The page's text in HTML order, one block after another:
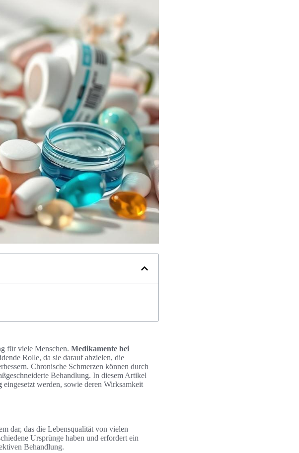
für viele Menschen. Medikamente bei
Rolle, da sie darauf abzielen, die
Chronische Schmerzen können durch
Behandlung. In diesem Artikel
eingesetzt werden, sowie deren Wirksamkeit
dar, das die Lebensqualität von vielen
Ursprünge haben und erfordert ein
Behandlung.